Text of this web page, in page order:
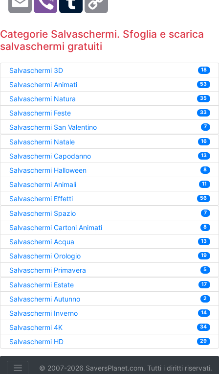
Categorie Salvaschermi. Sfoglia e scarica
salvaschermi gratuiti
Salvaschermi 3D 18
Salvaschermi Animati 53
Salvaschermi Natura 35
Salvaschermi Feste 33
Salvaschermi San Valentino 7
Salvaschermi Natale 16
Salvaschermi Capodanno 13
Salvaschermi Halloween 8
Salvaschermi Animali 11
Salvaschermi Effetti 56
Salvaschermi Spazio 7
Salvaschermi Cartoni Animati 8
Salvaschermi Acqua 13
Salvaschermi Orologio 19
Salvaschermi Primavera 5
Salvaschermi Estate 17
Salvaschermi Autunno 2
Salvaschermi Inverno 14
Salvaschermi 4K 34
Salvaschermi HD 29
© 2007-2026 SaversPlanet.com. Tutti i diritti riservati.